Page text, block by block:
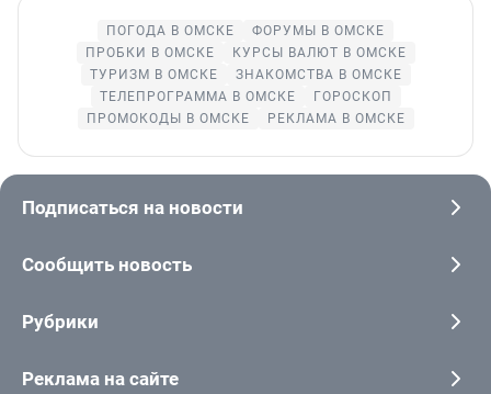
ПОГОДА В ОМСКЕ
ФОРУМЫ В ОМСКЕ
ПРОБКИ В ОМСКЕ
КУРСЫ ВАЛЮТ В ОМСКЕ
ТУРИЗМ В ОМСКЕ
ЗНАКОМСТВА В ОМСКЕ
ТЕЛЕПРОГРАММА В ОМСКЕ
ГОРОСКОП
ПРОМОКОДЫ В ОМСКЕ
РЕКЛАМА В ОМСКЕ
Подписаться на новости
Сообщить новость
Рубрики
Реклама на сайте